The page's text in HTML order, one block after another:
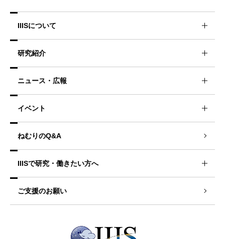
IIISについて
研究紹介
ニュース・広報
イベント
ねむりのQ&A
IIISで研究・働きたい方へ
ご支援のお願い